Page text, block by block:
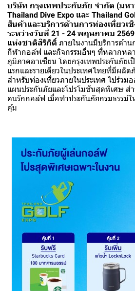
บริษัท กรุงเทพประกันภัย จำกัด (มห
Thailand Dive Expo และ Thailand
สินค้าและบริการด้านการท่องเที่ยวเ
ระหว่างวันที่ 21 - 24 พฤษภาคม
แห่งชาติสิริกิติ์ ภายในงานมีบริการด้าน
กีฬากอล์ฟ และกิจกรรมอื่นๆ ที่หลากหล
ภูมิภาคอาเซียน โดยกรุงเทพประกันภัยเ
แรกและรายเดียวในประเทศไทยที่มีผลิ
สำหรับท่องเที่ยวภายในประเทศ ไปร่ว
แผนประกันภัยและโปรโมชันสุดพิเศษ ส
คนรักกอล์ฟ เมื่อทำประกันภัยกรมธรรม์
คุ้ม